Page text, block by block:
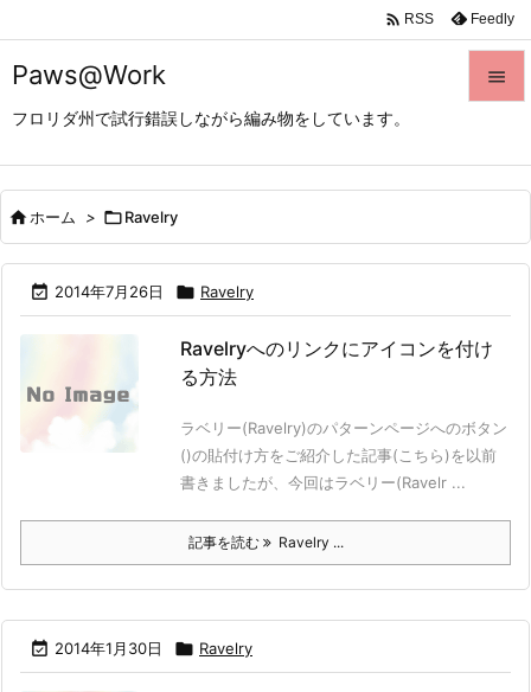
Paws@Work
フロリダ州で試行錯誤しながら編み物をしています。




 RSS Feedly
ホーム > Ravelry
 2014年7月26日  Ravelry
Ravelryへのリンクにアイコンを付け
る方法
ラベリー(Ravelry)のパターンページへのボタン
()の貼付け方をご紹介した記事(こちら)を以前
書きましたが、今回はラベリー(Ravelr ...
記事を読む Ravelry ...
 2014年1月30日  Ravelry